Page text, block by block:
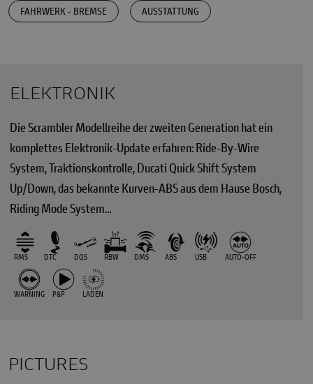
FAHRWERK - BREMSE AUSSTATTUNG
ELEKTRONIK
Die Scrambler Modellreihe der zweiten Generation hat ein
komplettes Elektronik-Update erfahren: Ride-By-Wire
System, Traktionskontrolle, Ducati Quick Shift System
Up/Down, das bekannte Kurven-ABS aus dem Hause Bosch,
Riding Mode System…
RMS DTC DQS RBW DMS ABS USB AUTO-OFF
WARNING P&P LADEN
PICTURES